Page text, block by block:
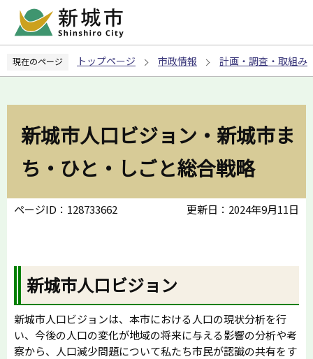
ペ
の
現在のページ トップページ 市政情報 計画・調査・取組み
新城市人口ビジョン・新城市ま
ち・ひと・しごと総合戦略
ページID：128733662 更新日：2024年9月11日
新城市人口ビジョン
新城市人口ビジョンは、本市における人口の現状分析を行
い、今後の人口の変化が地域の将来に与える影響の分析や考
察から、人口減少問題について私たち市民が認識の共有をす